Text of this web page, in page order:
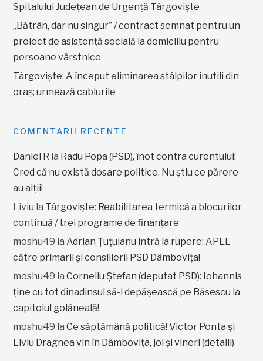
Spitalului Județean de Urgență Târgoviște
„Bătrân, dar nu singur” / contract semnat pentru un
proiect de asistență socială la domiciliu pentru
persoane vârstnice
Târgoviște: A început eliminarea stâlpilor inutili din
oraș; urmează cablurile
COMENTARII RECENTE
Daniel R la Radu Popa (PSD), înot contra curentului:
Cred că nu există dosare politice. Nu știu ce părere
au alții!
Liviu la Târgoviște: Reabilitarea termică a blocurilor
continuă / trei programe de finanțare
moshu49 la Adrian Țuțuianu intră la rupere: APEL
către primarii și consilierii PSD Dâmbovița!
moshu49 laCorneliu Ștefan (deputat PSD): Iohannis
ține cu tot dinadinsul să-l depășească pe Băsescu la
capitolul golăneală!
moshu49 laCe săptămână politică! Victor Ponta și
Liviu Dragnea vin în Dâmbovița, joi și vineri (detalii)